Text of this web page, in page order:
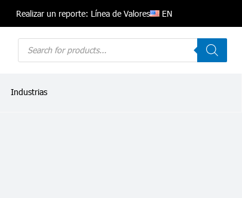
Realizar un reporte: Línea de Valores EN
Products
search
Industrias